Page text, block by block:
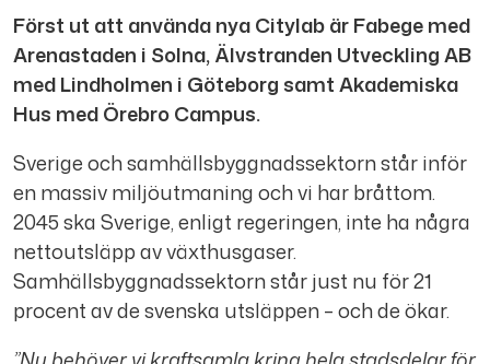
Först ut att använda nya Citylab är Fabege med
Arenastaden i Solna, Älvstranden Utveckling AB
med Lindholmen i Göteborg samt Akademiska
Hus med Örebro Campus.
Sverige och samhällsbyggnadssektorn står inför
en massiv miljöutmaning och vi har bråttom.
2045 ska Sverige, enligt regeringen, inte ha några
nettoutsläpp av växthusgaser.
Samhällsbyggnadssektorn står just nu för 21
procent av de svenska utsläppen – och de ökar.